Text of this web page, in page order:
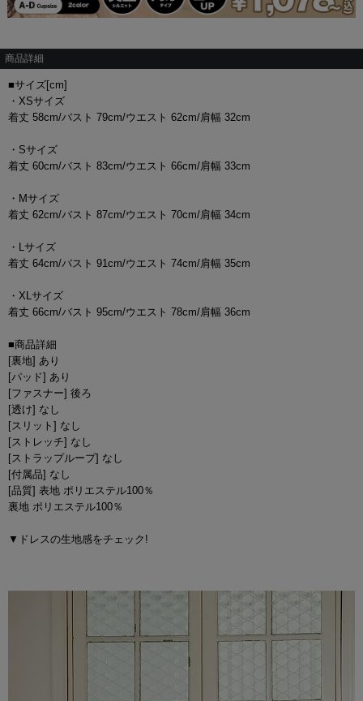
商品詳細
■サイズ[cm]
・XSサイズ
着丈 58cm/バスト 79cm/ウエスト 62cm/肩幅 32cm
・Sサイズ
着丈 60cm/バスト 83cm/ウエスト 66cm/肩幅 33cm
・Mサイズ
着丈 62cm/バスト 87cm/ウエスト 70cm/肩幅 34cm
・Lサイズ
着丈 64cm/バスト 91cm/ウエスト 74cm/肩幅 35cm
・XLサイズ
着丈 66cm/バスト 95cm/ウエスト 78cm/肩幅 36cm
■商品詳細
[裏地] あり
[パッド] あり
[ファスナー] 後ろ
[透け] なし
[スリット] なし
[ストレッチ] なし
[ストラップループ] なし
[付属品] なし
[品質] 表地 ポリエステル100％
裏地 ポリエステル100％
▼ドレスの生地感をチェック!